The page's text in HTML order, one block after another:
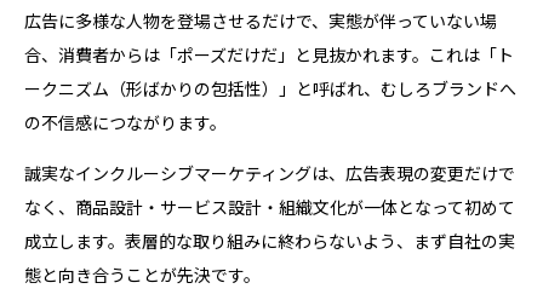
広告に多様な人物を登場させるだけで、実態が伴っていない場
合、消費者からは「ポーズだけだ」と見抜かれます。これは「ト
ークニズム（形ばかりの包括性）」と呼ばれ、むしろブランドへ
の不信感につながります。
誠実なインクルーシブマーケティングは、広告表現の変更だけで
なく、商品設計・サービス設計・組織文化が一体となって初めて
成立します。表層的な取り組みに終わらないよう、まず自社の実
態と向き合うことが先決です。